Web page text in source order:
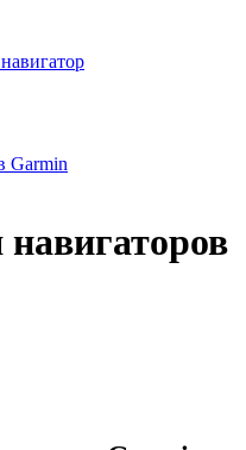
Garmin